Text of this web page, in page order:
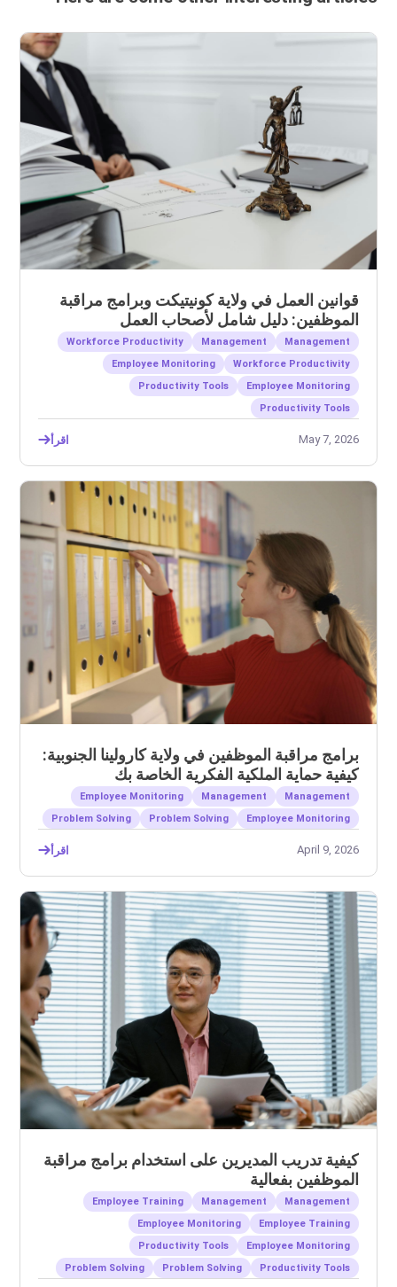
قوانين العمل في ولاية كونيتيكت وبرامج مراقبة
الموظفين: دليل شامل لأصحاب العمل
Management
Management
Workforce Productivity
Workforce Productivity
Employee Monitoring
Employee Monitoring
Productivity Tools
Productivity Tools
May 7, 2026 اقرأ
برامج مراقبة الموظفين في ولاية كارولينا الجنوبية:
كيفية حماية الملكية الفكرية الخاصة بك
Management
Management
Employee Monitoring
Employee Monitoring
Problem Solving
Problem Solving
April 9, 2026 اقرأ
كيفية تدريب المديرين على استخدام برامج مراقبة
الموظفين بفعالية
Management
Management
Employee Training
Employee Training
Employee Monitoring
Employee Monitoring
Productivity Tools
Productivity Tools
Problem Solving
Problem Solving